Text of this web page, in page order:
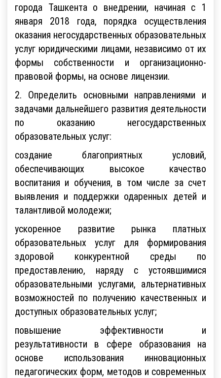
города Ташкента о внедрении, начиная с 1
января 2018 года, порядка осуществления
оказания негосударственных образовательных
услуг юридическими лицами, независимо от их
формы собственности и организационно-
правовой формы, на основе лицензии.
2. Определить основными направлениями и
задачами дальнейшего развития деятельности
по оказанию негосударственных
образовательных услуг:
создание благоприятных условий,
обеспечивающих высокое качество
воспитания и обучения, в том числе за счет
выявления и поддержки одаренных детей и
талантливой молодежи;
ускоренное развитие рынка платных
образовательных услуг для формирования
здоровой конкурентной среды по
предоставлению, наряду с устоявшимися
образовательными услугами, альтернативных
возможностей по получению качественных и
доступных образовательных услуг;
повышение эффективности и
результативности в сфере образования на
основе использования инновационных
педагогических форм, методов и современных